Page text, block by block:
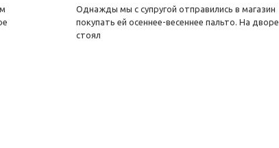
Однажды мы с супругой отправились в магазин
покупать ей осеннее-весеннее пальто. На дворе
стоял